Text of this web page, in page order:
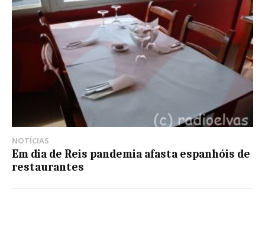
NOTÍCIAS
Em dia de Reis pandemia afasta espanhóis de
restaurantes